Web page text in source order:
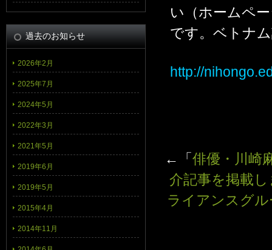
い（ホームペ
です。ベトナ
http://
←「俳優・川崎
介記事を掲載
ライアンスグ
過去のお知らせ
2026年2月
2025年7月
2024年5月
2022年3月
2021年5月
2019年6月
2019年5月
2015年4月
2014年11月